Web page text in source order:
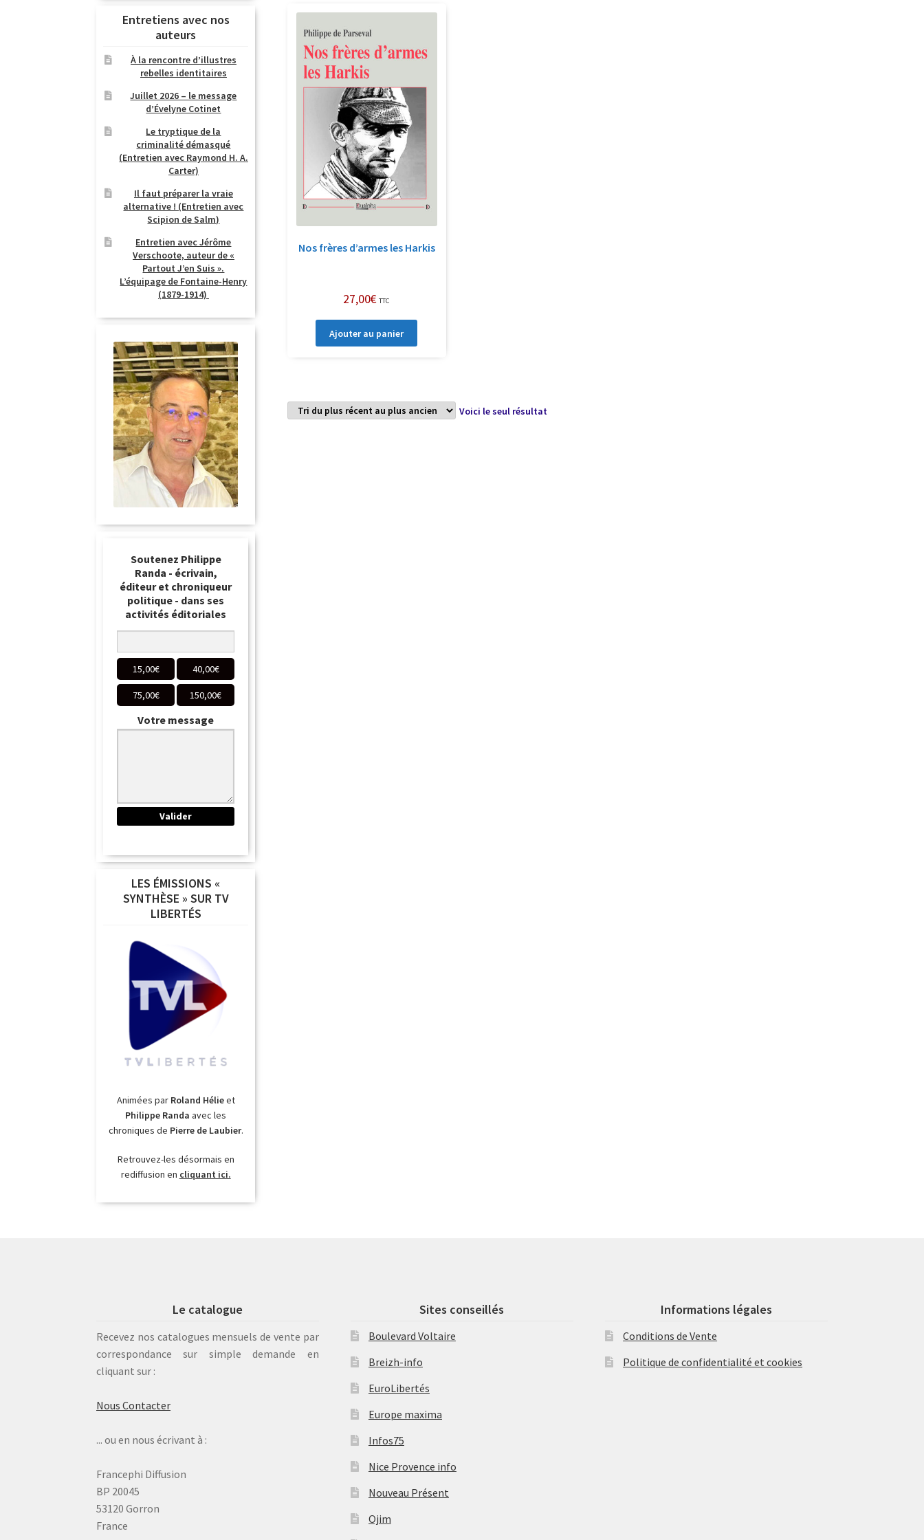
Nos frères d’armes les Harkis
27,00€ TTC
Ajouter au panier
Voici le seul résultat
Entretiens avec nos
auteurs
À la rencontre d’illustres
rebelles identitaires
Juillet 2026 – le message
d’Évelyne Cotinet
Le tryptique de la
criminalité démasqué
(Entretien avec Raymond H. A.
Carter)
Il faut préparer la vraie
alternative ! (Entretien avec
Scipion de Salm)
Entretien avec Jérôme
Verschoote, auteur de «
Partout J’en Suis ».
L’équipage de Fontaine-Henry
(1879-1914)
Soutenez Philippe
Randa - écrivain,
éditeur et chroniqueur
politique - dans ses
activités éditoriales
15,00€ 40,00€
75,00€ 150,00€
Votre message
LES ÉMISSIONS «
SYNTHÈSE » SUR TV
LIBERTÉS
Animées par Roland Hélieet
Philippe Randa avec les
chroniques de Pierre de Laubier.
Retrouvez-les désormais en
rediffusion en cliquant ici.
Le catalogue
Recevez nos catalogues mensuels de vente par
correspondance sur simple demande en
cliquant sur :
Nous Contacter
... ou en nous écrivant à :
Francephi Diffusion
BP 20045
53120 Gorron
France
Sites conseillés
Boulevard Voltaire
Breizh-info
EuroLibertés
Europe maxima
Infos75
Nice Provence info
Nouveau Présent
Ojim
Informations légales
Conditions de Vente
Politique de confidentialité et cookies